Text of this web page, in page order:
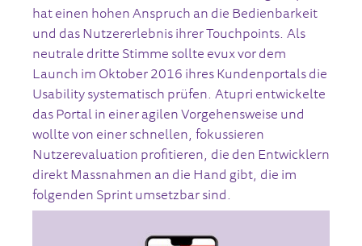
hat einen hohen Anspruch an die Bedienbarkeit
und das Nutzererlebnis ihrer Touchpoints. Als
neutrale dritte Stimme sollte evux vor dem
Launch im Oktober 2016 ihres Kundenportals die
Usability systematisch prüfen. Atupri entwickelte
das Portal in einer agilen Vorgehensweise und
wollte von einer schnellen, fokussieren
Nutzerevaluation profitieren, die den Entwicklern
direkt Massnahmen an die Hand gibt, die im
folgenden Sprint umsetzbar sind.